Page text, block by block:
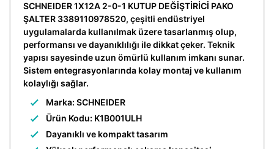
SCHNEIDER 1X12A 2-0-1 KUTUP DEĞİŞTİRİCİ PAKO
ŞALTER 3389110978520, çeşitli endüstriyel
uygulamalarda kullanılmak üzere tasarlanmış olup,
performansı ve dayanıklılığı ile dikkat çeker. Teknik
yapısı sayesinde uzun ömürlü kullanım imkanı sunar.
Sistem entegrasyonlarında kolay montaj ve kullanım
kolaylığı sağlar.
Marka: SCHNEIDER
Ürün Kodu: K1B001ULH
Dayanıklı ve kompakt tasarım